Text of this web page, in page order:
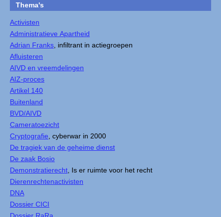
Thema's
Activisten
Administratieve Apartheid
Adrian Franks , infiltrant in actiegroepen
Afluisteren
AIVD en vreemdelingen
AIZ-proces
Artikel 140
Buitenland
BVD/AIVD
Cameratoezicht
Cryptografie , cyberwar in 2000
De tragiek van de geheime dienst
De zaak Bosio
Demonstratierecht , Is er ruimte voor het recht
Dierenrechtenactivisten
DNA
Dossier CICI